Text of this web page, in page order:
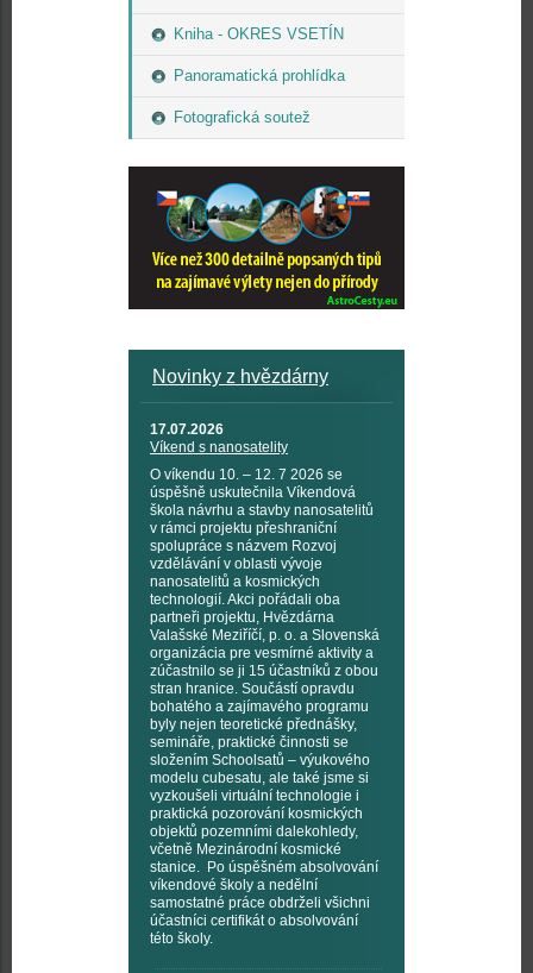
Kniha - OKRES VSETÍN
Panoramatická prohlídka
Fotografická soutež
Novinky z hvězdárny
17.07.2026
Víkend s nanosatelity
O víkendu 10. – 12. 7 2026 se
úspěšně uskutečnila Víkendová
škola návrhu a stavby nanosatelitů
v rámci projektu přeshraniční
spolupráce s názvem Rozvoj
vzdělávání v oblasti vývoje
nanosatelitů a kosmických
technologií. Akci pořádali oba
partneři projektu, Hvězdárna
Valašské Meziříčí, p. o. a Slovenská
organizácia pre vesmírné aktivity a
zúčastnilo se ji 15 účastníků z obou
stran hranice. Součástí opravdu
bohatého a zajímavého programu
byly nejen teoretické přednášky,
semináře, praktické činnosti se
složením Schoolsatů – výukového
modelu cubesatu, ale také jsme si
vyzkoušeli virtuální technologie i
praktická pozorování kosmických
objektů pozemními dalekohledy,
včetně Mezinárodní kosmické
stanice. Po úspěšném absolvování
víkendové školy a nedělní
samostatné práce obdrželi všichni
účastníci certifikát o absolvování
této školy.